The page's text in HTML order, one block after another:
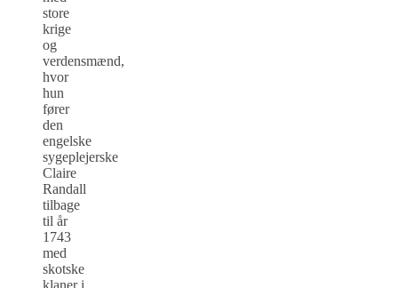
store
krige
og
verdensmænd,
hvor
hun
fører
den
engelske
sygeplejerske
Claire
Randall
tilbage
til år
1743
med
skotske
klaner i